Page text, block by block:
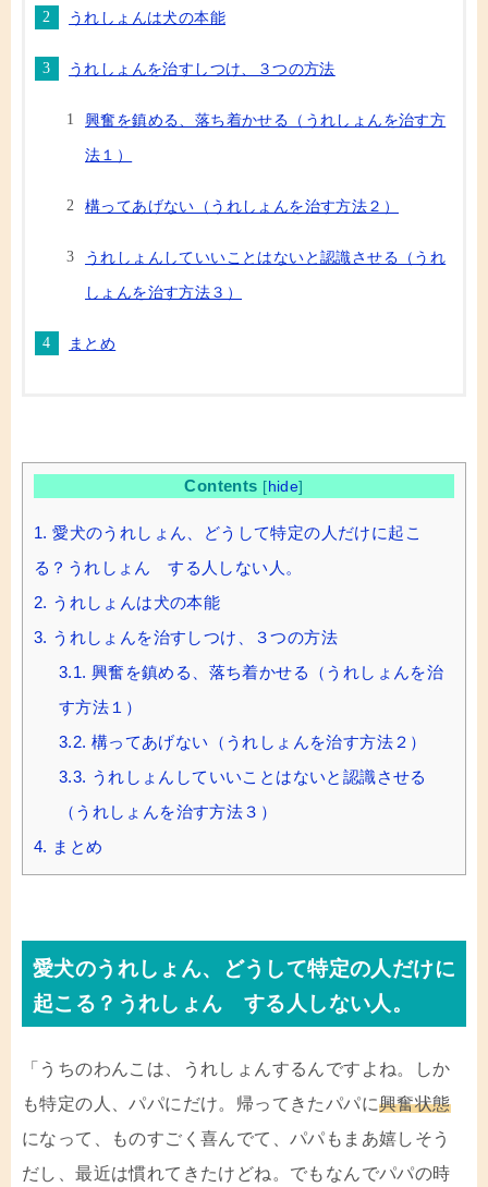
うれしょんは犬の本能
うれしょんを治すしつけ、３つの方法
興奮を鎮める、落ち着かせる（うれしょんを治す方
法１）
構ってあげない（うれしょんを治す方法２）
うれしょんしていいことはないと認識させる（うれ
しょんを治す方法３）
まとめ
Contents [ hide]
1. 愛犬のうれしょん、どうして特定の人だけに起こ
る？うれしょん する人しない人。
2. うれしょんは犬の本能
3. うれしょんを治すしつけ、３つの方法
3.1. 興奮を鎮める、落ち着かせる（うれしょんを治
す方法１）
3.2. 構ってあげない（うれしょんを治す方法２）
3.3. うれしょんしていいことはないと認識させる
（うれしょんを治す方法３）
4. まとめ
愛犬のうれしょん、どうして特定の人だけに
起こる？うれしょん する人しない人。
「うちのわんこは、うれしょんするんですよね。しか
も特定の人、パパにだけ。帰ってきたパパに興奮状態
になって、ものすごく喜んでて、パパもまあ嬉しそう
だし、最近は慣れてきたけどね。でもなんでパパの時